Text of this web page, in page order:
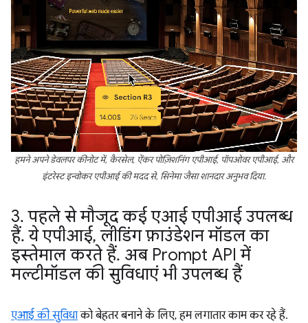
हमने अपने डेवलपर कीनोट में, कैरसेल, ऐंकर पोज़िशनिंग एपीआई, पॉपओवर एपीआई, और
इंटरेस्ट इन्वोकर एपीआई की मदद से, सिनेमा जैसा शानदार अनुभव दिया.
3. पहले से मौजूद कई एआई एपीआई उपलब्ध
हैं. ये एपीआई, लीडिंग फ़ाउंडेशन मॉडल का
इस्तेमाल करते हैं. अब Prompt API में
मल्टीमॉडल की सुविधाएं भी उपलब्ध हैं
एआई की सुविधाको बेहतर बनाने के लिए, हम लगातार काम कर रहे हैं.